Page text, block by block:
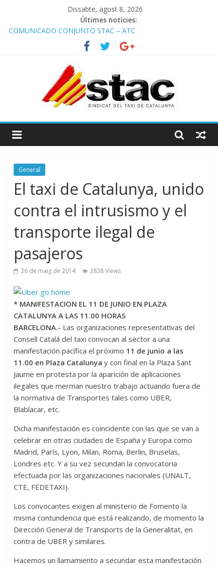
Dissabte, agost 8, 2026
Últimes notícies:
COMUNICADO CONJUNTO STAC – ATC
Comunicado STAC/ ATC de la reunión con los Mossos d
‘Esquadra del aeropuerto de Barcelona.
Programa de Radio TAXI LIBRE 29.07.2026 en COOLTURA FM.
STAC/ATC SOLICITAN TAULA TÈCNICA PARA MEJORAR LA
OPERATIVA DE ENTRADA EN EL PUERTO DE BARCELONA.
Programa de Radio TAXI LIBRE 22.07.2026 en COOLTURA FM.
General
El taxi de Catalunya, unido
contra el intrusismo y el
transporte ilegal de
pasajeros
26 de maig de 2014 2838 Views
* MANIFESTACION EL 11 DE JUNIO EN PLAZA
CATALUNYA A LAS 11.00 HORAS
BARCELONA.- Las organizaciones representativas del
Consell Catalá del taxi convocan al sector a una
manifestación pacífica el próximo 11 de junio a las
11.00 en Plaza Catalunya y con final en la Plaza Sant
Jaume en protesta por la aparición de aplicaciones
ilegales que merman nuestro trabajo actuando fuera de
la normativa de Transportes tales como UBER,
Blablacar, etc.
Dicha manifestación es coincidente con las que se van a
celebrar en otras ciudades de España y Europa como
Madrid, París, Lyon, Milan, Roma, Berlin, Bruselas,
Londres etc. Y a su vez secundan la convocatoria
efectuada por las organizaciones nacionales (UNALT,
CTE, FEDETAXI).
Los convocantes exigen al ministerio de Fomento la
misma contundencia que está realizando, de momento la
Dirección General de Transports de la Generalitat, en
contra de UBER y similares.
Hacemos un llamamiento a secundar esta manifestación